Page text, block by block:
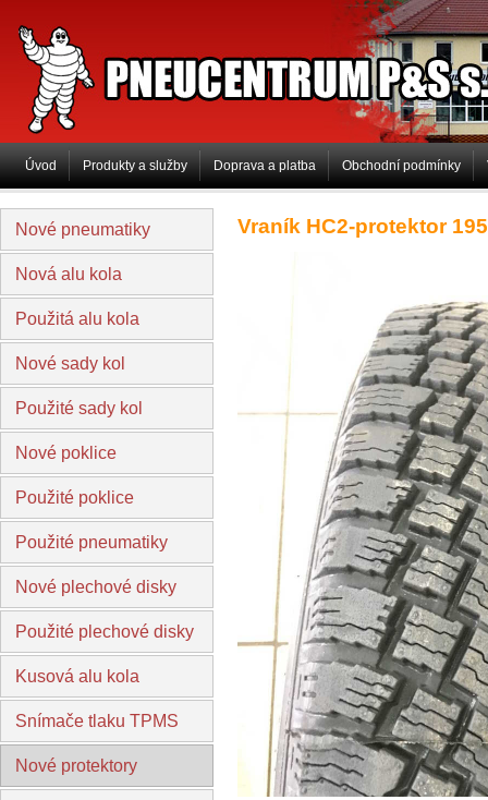
PNEUCENTRUM P&S
Úvod Produkty a služby Doprava a platba Obchodní podmínky
Nové pneumatiky
Nová alu kola
Použitá alu kola
Nové sady kol
Použité sady kol
Nové poklice
Použité poklice
Použité pneumatiky
Nové plechové disky
Použité plechové disky
Kusová alu kola
Snímače tlaku TPMS
Nové protektory
Vraník HC2-protektor